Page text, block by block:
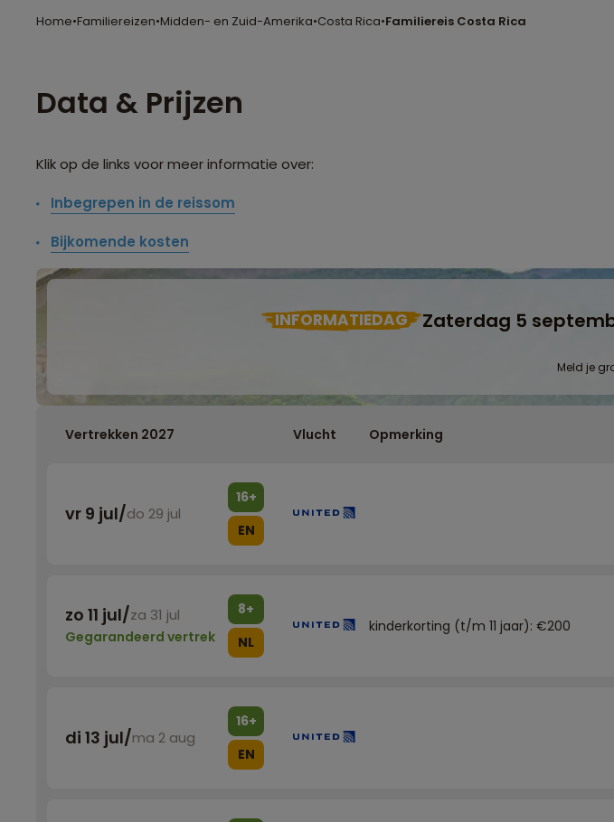
Home•Familiereizen•Midden- en Zuid-Amerika•Costa Rica•Familiereis Costa Rica
Data & Prijzen
Klik op de links voor meer informatie over:
Inbegrepen in de reissom
Bijkomende kosten
INFORMATIEDAG Zaterdag 5
Meld je
Vertrekken 2027 Vlucht Opmerking
vr 9 jul/do 29 jul
16+
EN
zo 11 jul/za 31 jul
Gegarandeerd vertrek
8+
NL
kinderkorting (t/m 11 jaar): €200
di 13 jul/ma 2 aug
16+
EN